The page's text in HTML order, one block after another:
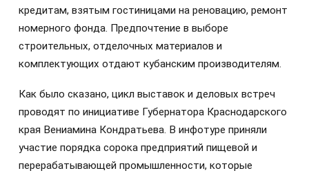
кредитам, взятым гостиницами на реновацию, ремонт
номерного фонда. Предпочтение в выборе
строительных, отделочных материалов и
комплектующих отдают кубанским производителям.
Как было сказано, цикл выставок и деловых встреч
проводят по инициативе Губернатора Краснодарского
края Вениамина Кондратьева. В инфотуре приняли
участие порядка сорока предприятий пищевой и
перерабатывающей промышленности, которые